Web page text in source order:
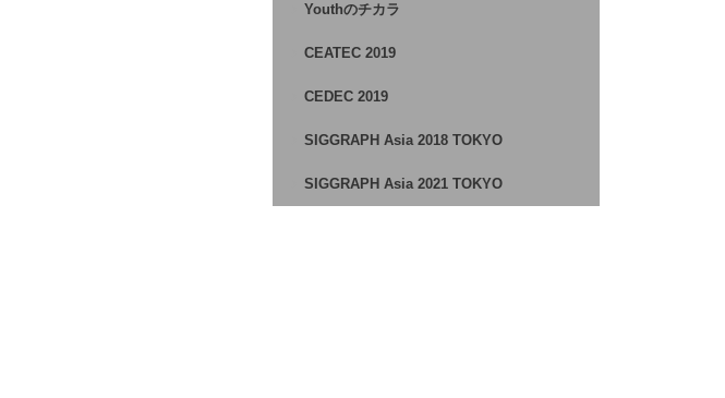
Youthのチカラ
CEATEC 2019
CEDEC 2019
SIGGRAPH Asia 2018 TOKYO
SIGGRAPH Asia 2021 TOKYO